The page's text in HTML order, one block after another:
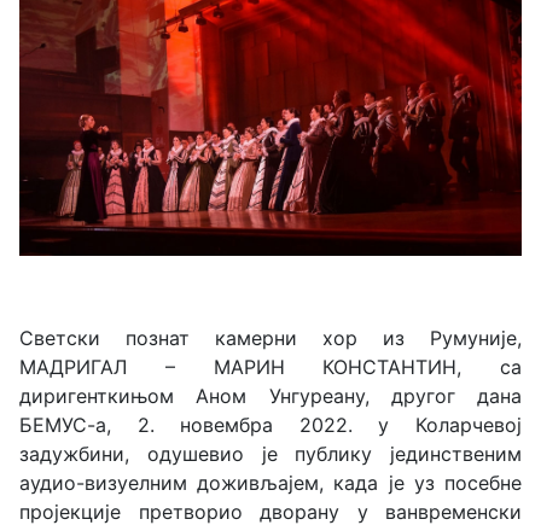
Светски познат камерни хор из Румуније,
МАДРИГАЛ – МАРИН КОНСТАНТИН, са
диригенткињом Аном Унгуреану, другог дана
БЕМУС-а, 2. новембра 2022. у Коларчевој
задужбини, одушевио је публику јединственим
аудио-визуелним доживљајем, када је уз посебне
пројекције претворио дворану у ванвременски